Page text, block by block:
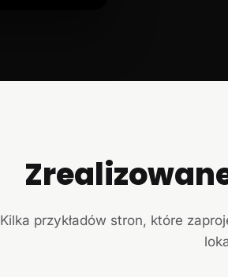
Kilka przykładów stron, które